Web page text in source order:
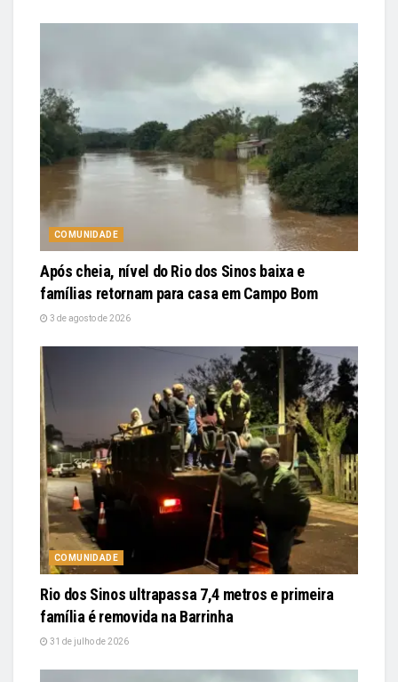
COMUNIDADE
Após cheia, nível do Rio dos Sinos baixa e
famílias retornam para casa em Campo Bom
3 de agosto de 2026
COMUNIDADE
Rio dos Sinos ultrapassa 7,4 metros e primeira
família é removida na Barrinha
31 de julho de 2026